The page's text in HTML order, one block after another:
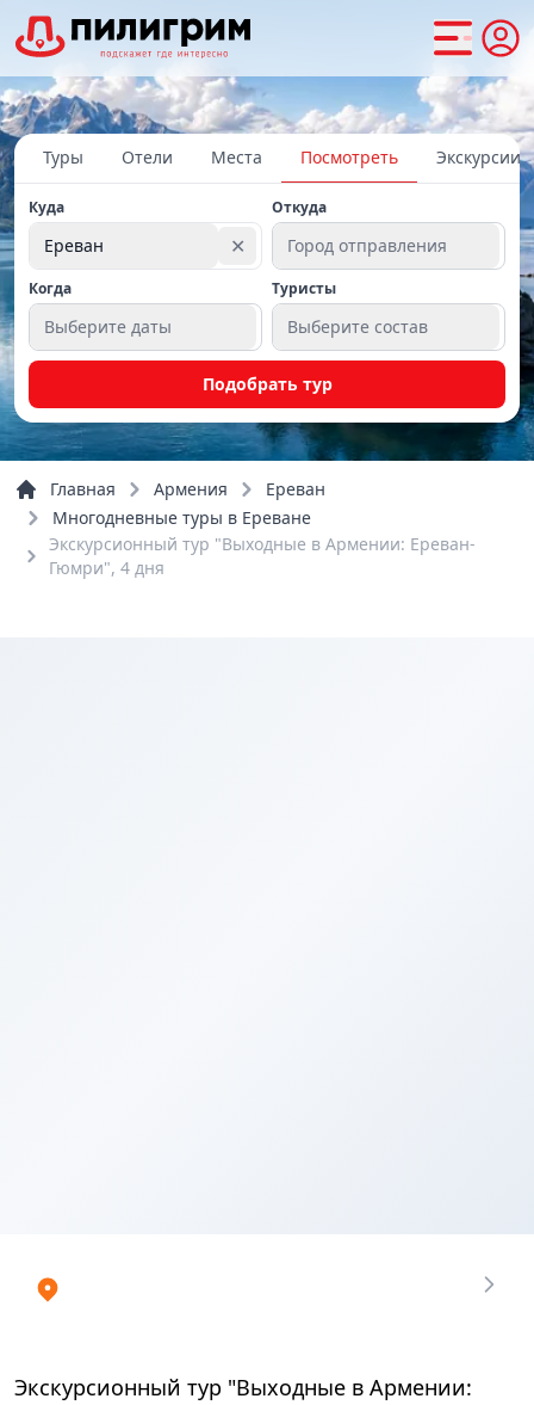
Туры Отели Места Посмотреть Экскурсии
Куда
Ереван ✕
Откуда
Город отправления
Когда
Выберите даты
Туристы
Выберите состав
Подобрать тур
Главная Армения
Ереван
Многодневные туры в Ереване
Экскурсионный тур "Выходные в Армении: Ереван-
Гюмри", 4 дня
Экскурсионный тур "Выходные в Армении: